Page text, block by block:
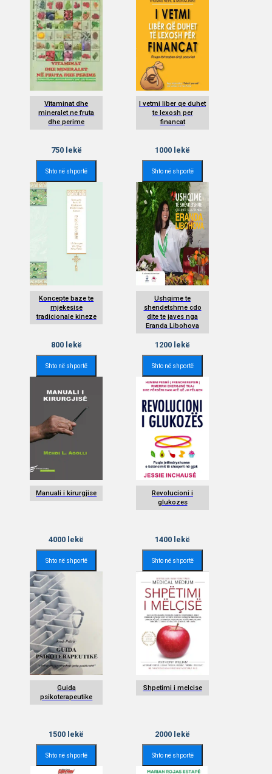
Vitaminat dhe
mineralet ne fruta
dhe perime
750lekë
Shto në shportë
I vetmi liber qe duhet
te lexosh per
financat
1000 lekë
Shto në shportë
Koncepte baze te
mjekesise
tradicionale kineze
800lekë
Shto në shportë
Ushqime te
shendetshme cdo
dite te javes nga
Eranda Libohova
1200 lekë
Shto në shportë
Manuali i kirurgjise
4000 lekë
Shto në shportë
Revolucioni i
glukozes
1400 lekë
Shto në shportë
Guida
psikoterapeutike
1500 lekë
Shto në shportë
Shpetimi i melcise
2000 lekë
Shto në shportë